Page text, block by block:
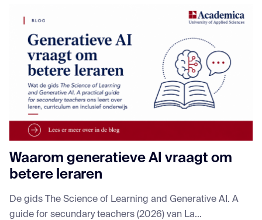
Waarom generatieve AI vraagt om
betere leraren
De gids The Science of Learning and Generative AI. A
guide for secundary teachers (2026) van La...